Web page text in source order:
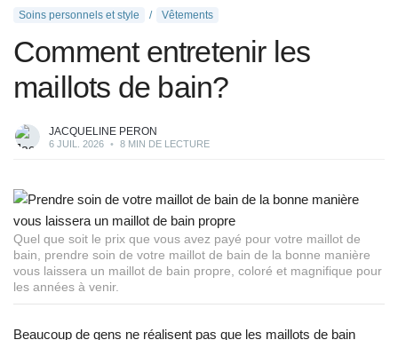
Soins personnels et style Vêtements
Comment entretenir les
maillots de bain?
JACQUELINE PERON
6 JUIL. 2026 • 8 MIN DE LECTURE
Quel que soit le prix que vous avez payé pour votre maillot de
bain, prendre soin de votre maillot de bain de la bonne manière
vous laissera un maillot de bain propre, coloré et magnifique pour
les années à venir.
Beaucoup de gens ne réalisent pas que les maillots de bain